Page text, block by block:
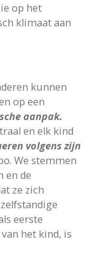
op het
klimaat aan
kunnen
op een
aanpak.
en elk kind
volgens zijn
We stemmen
en de
ze zich
eerste
het kind, is